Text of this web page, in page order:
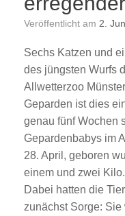
Veröffentlicht am 2.
Sechs Katzen und
des jüngsten Wurfs
Allwetterzoo
Geparden ist dies
genau fünf Wochen
Gepardenbabys im
28. April, geboren
einem und zwei
Dabei hatten die
zunächst Sorge: